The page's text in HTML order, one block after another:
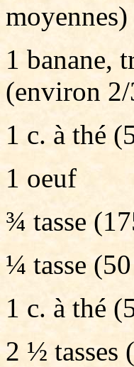
moyennes)
1 banane,
(environ
1 c. à thé
1 oeuf
¾ tasse
¼ tasse
1 c. à thé
2 ½ tasses